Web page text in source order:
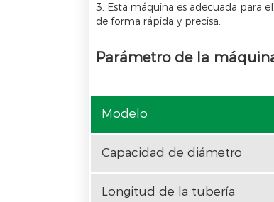
3. Esta máquina es adecuada para
de forma rápida y precisa.
Parámetro de la
Modelo
Capacidad de diámetro
Longitud de la tubería